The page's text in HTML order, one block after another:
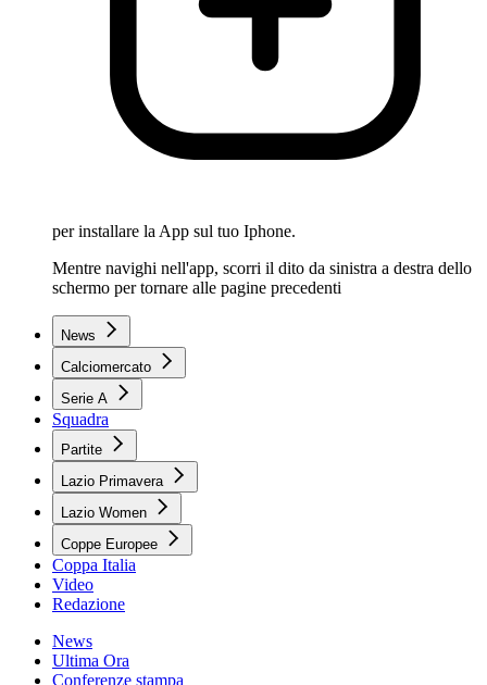
per installare la App sul tuo Iphone.
Mentre navighi nell'app, scorri il dito da sinistra a destra dello
schermo per tornare alle pagine precedenti
News
Calciomercato
Serie A
Squadra
Partite
Lazio Primavera
Lazio Women
Coppe Europee
Coppa Italia
Video
Redazione
News
Ultima Ora
Conferenze stampa